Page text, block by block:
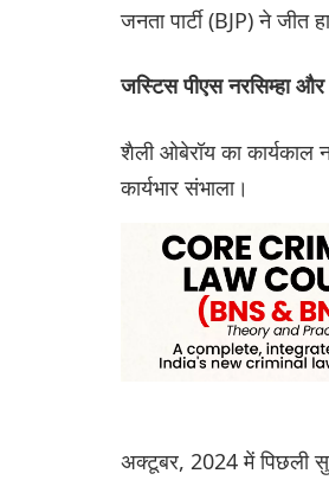
जनता पार्टी (BJP) ने जीत
जस्टिस पीएस नरसिम्हा
शैली ओबेरॉय का कार्यकाल
कार्यभार संभाला।
अक्टूबर, 2024 में पिछली